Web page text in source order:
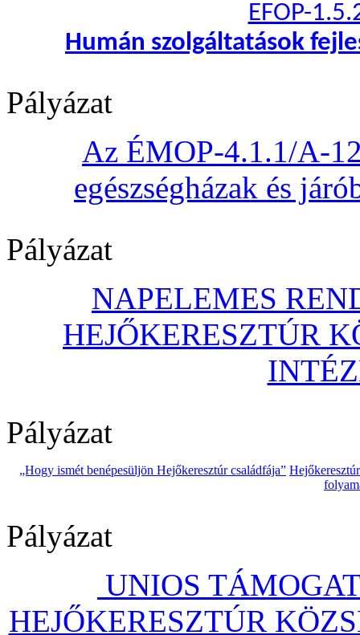
EFOP-
Humán szolgáltatások
Pályázat
Az ÉMOP-4.1.1/A-
egészségházak és
Pályázat
NAPELEMES
HEJŐKERESZTÚR
Pályázat
„Hogy ismét benépesüljön Hejőkeresztúr családfája”
Pályázat
UNIOS
HEJŐKERESZTÚR